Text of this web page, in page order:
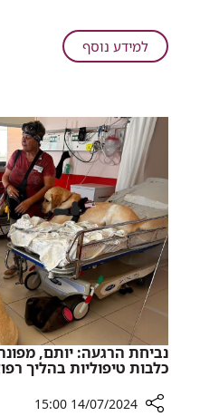
לאחר
שנדבקה
למידע נוסףעל
בת
מאושפזת
בטיפול
נמרץ
ברמב"ם
לאחר
שנדבקה
בשעלת
נביחת הרגעה: יותם,
כלבות טיפוליות בהליך
14/07/2024 15:00